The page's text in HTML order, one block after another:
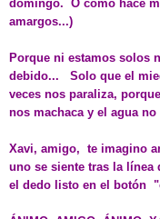
domingo. O como hace
amargos...)
Porque ni estamos solos
debido... Solo que el
veces nos paraliza,
nos machaca y el agua no
Xavi, amigo, te imagino
uno se siente tras la línea
el dedo listo en el botón